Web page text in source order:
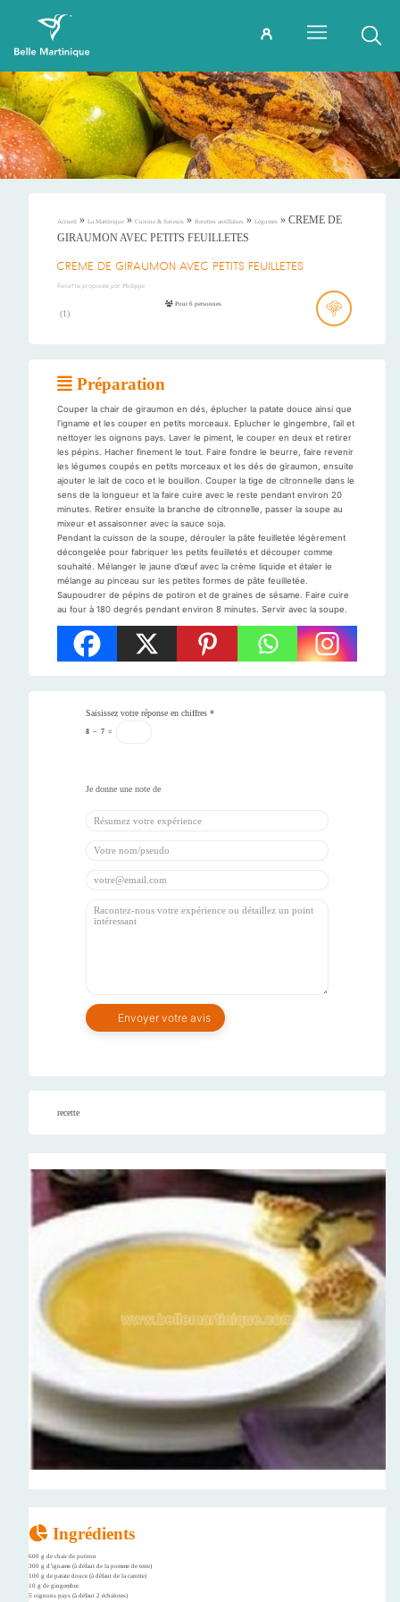
Accueil » La Martinique » Cuisine & Saveurs » Recettes antillaises » Légumes » CREME DE
GIRAUMON AVEC PETITS FEUILLETES
CREME DE GIRAUMON AVEC PETITS FEUILLETES
Recette proposée par Philippe
(1)
Pour 6 personnes
Préparation
Couper la chair de giraumon en dés, éplucher la patate douce ainsi que
l’igname et les couper en petits morceaux. Eplucher le gingembre, l’ail et
nettoyer les oignons pays. Laver le piment, le couper en deux et retirer
les pépins. Hacher finement le tout. Faire fondre le beurre, faire revenir
les légumes coupés en petits morceaux et les dés de giraumon, ensuite
ajouter le lait de coco et le bouillon. Couper la tige de citronnelle dans le
sens de la longueur et la faire cuire avec le reste pendant environ 20
minutes. Retirer ensuite la branche de citronnelle, passer la soupe au
mixeur et assaisonner avec la sauce soja.
Pendant la cuisson de la soupe, dérouler la pâte feuilletée légèrement
décongelée pour fabriquer les petits feuilletés et découper comme
souhaité. Mélanger le jaune d’œuf avec la crème liquide et étaler le
mélange au pinceau sur les petites formes de pâte feuilletée.
Saupoudrer de pépins de potiron et de graines de sésame. Faire cuire
au four à 180 degrés pendant environ 8 minutes. Servir avec la soupe.
Saisissez votre réponse en chiffres *
8 − 7 =
recette
Ingrédients
600 g de chair de potiron
300 g d’igname (à défaut de la pomme de terre)
100 g de patate douce (à défaut de la carotte)
10 g de gingembre
5 oignons pays (à défaut 2 échalotes)